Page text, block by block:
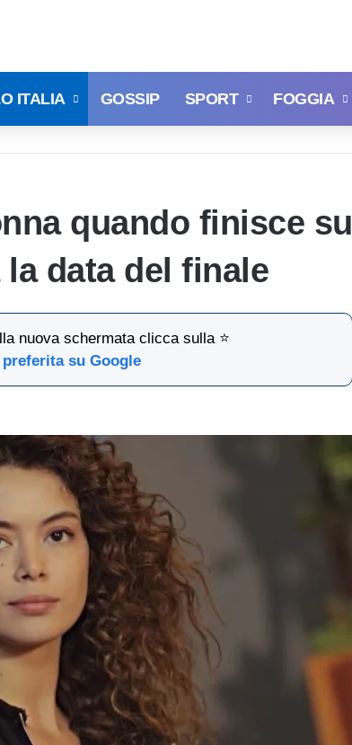
ITALIA GOSSIP SPORT FOGGIA
quando finisce su
la data del finale
nuova schermata clicca sulla ⭐
su Google